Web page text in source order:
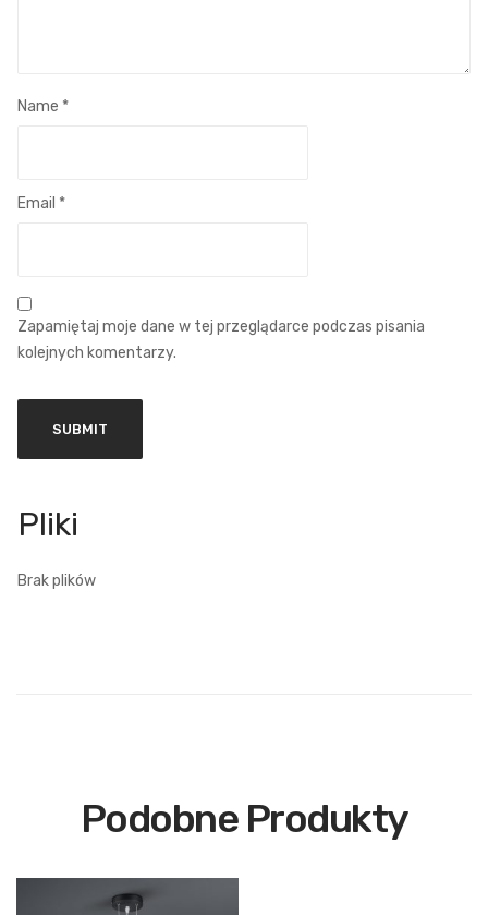
Name *
Email *
Zapamiętaj moje dane w tej przeglądarce podczas pisania
kolejnych komentarzy.
Brak plików
Podobne Produkty